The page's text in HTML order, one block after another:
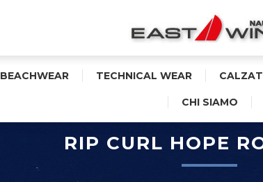
BEACHWEAR TECHNICAL WEAR
CHI SIAMO
RIP CURL HOPE